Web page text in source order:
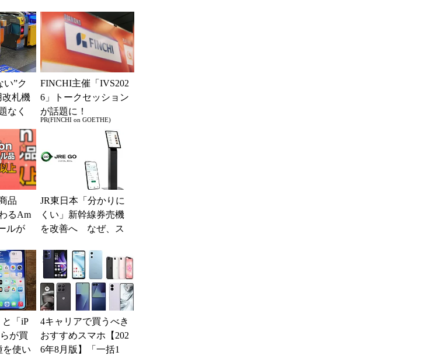
い”ク
改札機
なく
ー...
FINCHI主催「IVS202
6」トークセッション
が話題に！
PR(FINCHI on GOETHE)
品
るAm
ルが
JR東日本「分かりに
くい」新幹線券売機
を改善へ なぜ、ス
の最短1分購入」を実
現？
と「iP
が買
使い
4キャリアで買うべき
おすすめスマホ【202
6年8月版】「一括1